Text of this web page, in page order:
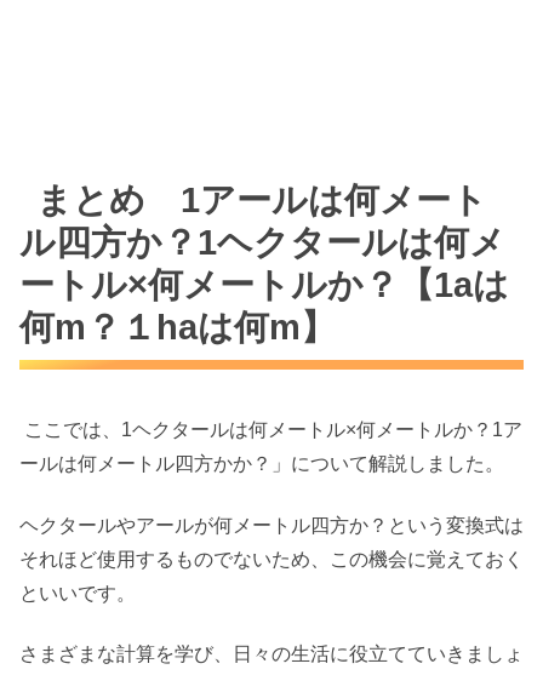
まとめ 1アールは何メート
ル四方か？1ヘクタールは何メ
ートル×何メートルか？【1aは
何m？１haは何m】
ここでは、1ヘクタールは何メートル×何メートルか？1ア
ールは何メートル四方かか？」について解説しました。
ヘクタールやアールが何メートル四方か？という変換式は
それほど使用するものでないため、この機会に覚えておく
といいです。
さまざまな計算を学び、日々の生活に役立てていきましょ